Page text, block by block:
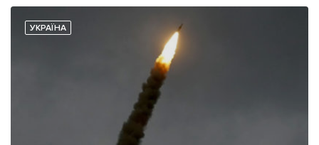
УКРАЇНА